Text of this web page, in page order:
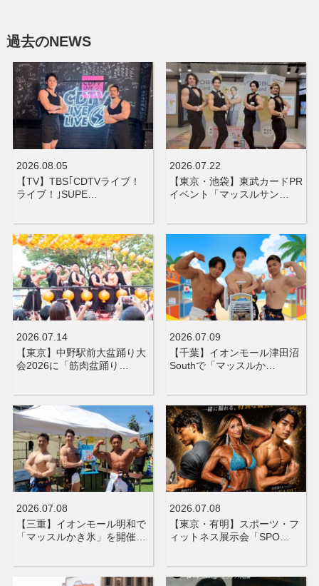
過去のNEWS
2026.08.05
【TV】TBS｢CDTVライブ！
ライブ！｣SUPE…
2026.07.22
【東京・池袋】東武カードPR
イベント「マッスルサン…
2026.07.14
【東京】中野駅前大盆踊り大
会2026に「筋肉盆踊り…
2026.07.09
【千葉】イオンモール津田沼
Southで「マッスルか…
2026.07.08
【三重】イオンモール明和で
「マッスルかき氷」を開催…
2026.07.08
【東京・有明】スポーツ・フ
ィットネス展示会「SPO…